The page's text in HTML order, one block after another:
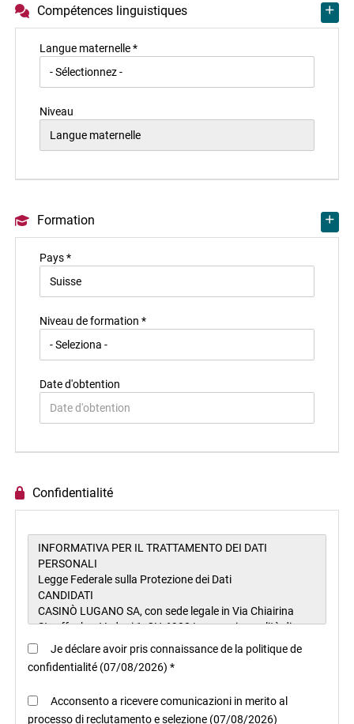
Compétences linguistiques
Langue maternelle *
Niveau
Formation
Pays *
Niveau de formation *
Date d'obtention
Confidentialité
Je déclare avoir pris connaissance de la politique de
confidentialité (07/08/2026) *
Acconsento a ricevere comunicazioni in merito al
processo di reclutamento e selezione (07/08/2026)